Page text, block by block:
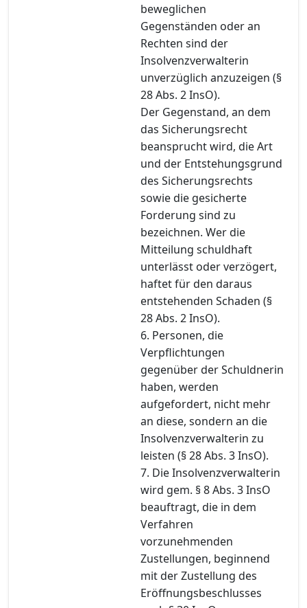
beweglichen
Gegenständen oder an
Rechten sind der
Insolvenzverwalterin
unverzüglich anzuzeigen (§
28 Abs. 2 InsO).
Der Gegenstand, an dem
das Sicherungsrecht
beansprucht wird, die Art
und der Entstehungsgrund
des Sicherungsrechts
sowie die gesicherte
Forderung sind zu
bezeichnen. Wer die
Mitteilung schuldhaft
unterlässt oder verzögert,
haftet für den daraus
entstehenden Schaden (§
28 Abs. 2 InsO).
6. Personen, die
Verpflichtungen
gegenüber der Schuldnerin
haben, werden
aufgefordert, nicht mehr
an diese, sondern an die
Insolvenzverwalterin zu
leisten (§ 28 Abs. 3 InsO).
7. Die Insolvenzverwalterin
wird gem. § 8 Abs. 3 InsO
beauftragt, die in dem
Verfahren
vorzunehmenden
Zustellungen, beginnend
mit der Zustellung des
Eröffnungsbeschlusses